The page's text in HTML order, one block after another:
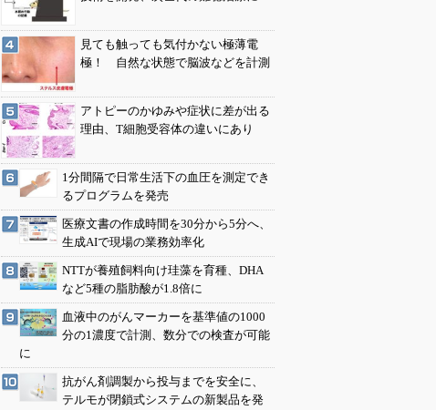
見ても触っても気付かない極薄電
極！ 自然な状態で脳波などを計測
アトピーのかゆみや症状に差が出る
理由、T細胞受容体の違いにあり
1分間隔で日常生活下の血圧を測定でき
るプログラムを発売
医療文書の作成時間を30分から5分へ、
生成AIで現場の業務効率化
NTTが養殖飼料向け珪藻を育種、DHA
など5種の脂肪酸が1.8倍に
血液中のがんマーカーを基準値の1000
分の1濃度で計測、数分での検査が可能
に
抗がん剤調製から投与までを安全に、
テルモが閉鎖式システムの新製品を発